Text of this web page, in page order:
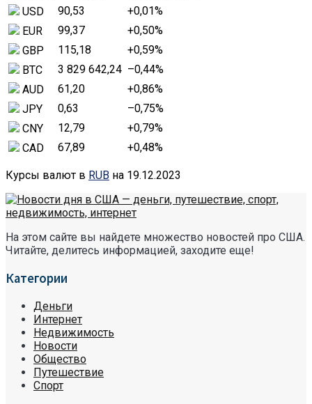
USD
90,53 +0,01%
EUR
99,37 +0,50%
GBP
115,18 +0,59%
BTC
3 829 642,24 –0,44%
AUD
61,20 +0,86%
JPY
0,63 –0,75%
CNY
12,79 +0,79%
CAD
67,89 +0,48%
Курсы валют в RUB на 19.12.2023
На этом сайте вы найдете множество новостей про США.
Читайте, делитесь информацией, заходите еще!
Категории
Деньги
Интернет
Недвижимость
Новости
Общество
Путешествие
Спорт